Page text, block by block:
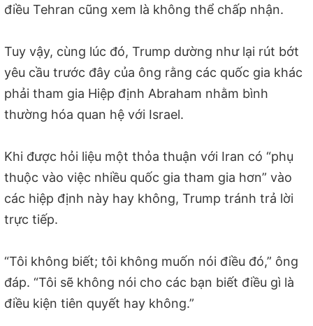
điều Tehran cũng xem là không thể chấp nhận.
Tuy vậy, cùng lúc đó, Trump dường như lại rút bớt
yêu cầu trước đây của ông rằng các quốc gia khác
phải tham gia Hiệp định Abraham nhằm bình
thường hóa quan hệ với Israel.
Khi được hỏi liệu một thỏa thuận với Iran có “phụ
thuộc vào việc nhiều quốc gia tham gia hơn” vào
các hiệp định này hay không, Trump tránh trả lời
trực tiếp.
“Tôi không biết; tôi không muốn nói điều đó,” ông
đáp. “Tôi sẽ không nói cho các bạn biết điều gì là
điều kiện tiên quyết hay không.”